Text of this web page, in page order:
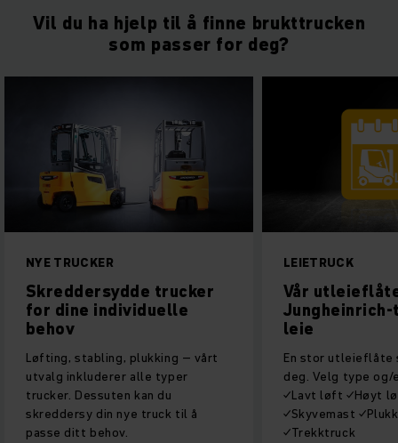
Vil du ha hjelp til å finne brukttrucken
som passer for deg?
NYE TRUCKER
Skreddersydde trucker
for dine individuelle
behov
Løfting, stabling, plukking – vårt
utvalg inkluderer alle typer
trucker. Dessuten kan du
skreddersy din nye truck til å
passe ditt behov.
LEIETRUCK
Vår
leie
En stor utleieflåte
deg. Velg type
✓Lavt løft ✓Høyt
✓Skyvemast
✓Trekktruck